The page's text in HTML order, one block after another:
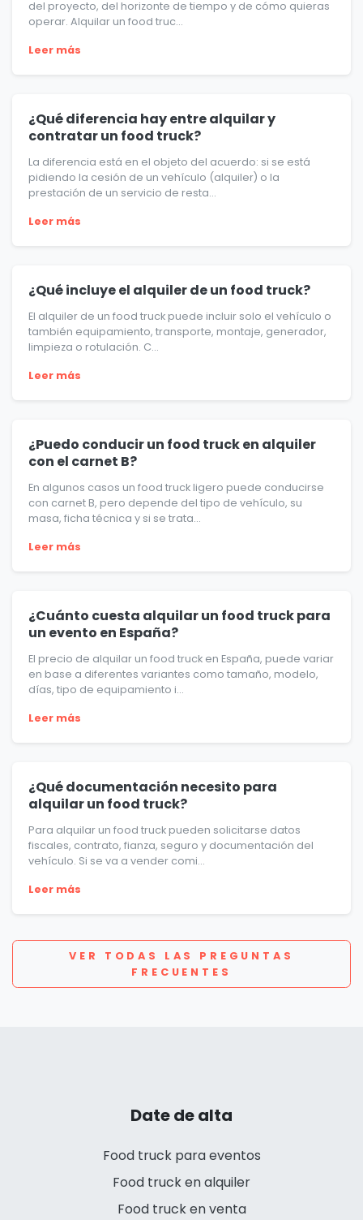
del proyecto, del horizonte de tiempo y de cómo quieras
operar. Alquilar un food truc...
Leer más
¿Qué diferencia hay entre alquilar y
contratar un food truck?
La diferencia está en el objeto del acuerdo: si se está
pidiendo la cesión de un vehículo (alquiler) o la
prestación de un servicio de resta...
Leer más
¿Qué incluye el alquiler de un food truck?
El alquiler de un food truck puede incluir solo el vehículo o
también equipamiento, transporte, montaje, generador,
limpieza o rotulación. C...
Leer más
¿Puedo conducir un food truck en alquiler
con el carnet B?
En algunos casos un food truck ligero puede conducirse
con carnet B, pero depende del tipo de vehículo, su
masa, ficha técnica y si se trata...
Leer más
¿Cuánto cuesta alquilar un food truck para
un evento en España?
El precio de alquilar un food truck en España, puede variar
en base a diferentes variantes como tamaño, modelo,
días, tipo de equipamiento i...
Leer más
¿Qué documentación necesito para
alquilar un food truck?
Para alquilar un food truck pueden solicitarse datos
fiscales, contrato, fianza, seguro y documentación del
vehículo. Si se va a vender comi...
Leer más
VER TODAS LAS PREGUNTAS
FRECUENTES
Date de alta
Food truck para eventos
Food truck en alquiler
Food truck en venta